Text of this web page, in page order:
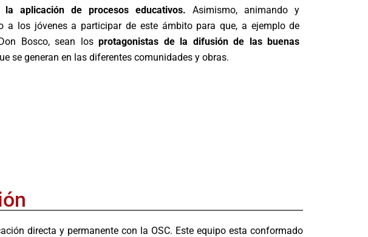
la aplicación de procesos educativos. Asimismo, animando y
a los jóvenes a participar de este ámbito para que, a ejemplo de
Bosco, sean losprotagonistas de la difusión de las buenas
se generan en las diferentes comunidades y obras.
directa y permanente con la OSC. Este equipo esta conformado